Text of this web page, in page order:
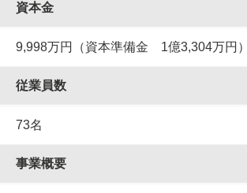
資本金
9,998万円（資本準備金 1億3,304万円）
従業員数
73名
事業概要